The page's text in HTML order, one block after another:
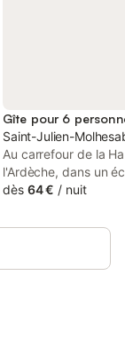
Gîte pour 6
Saint-Julien-
Au carrefour de la
l'Ardèche, dans un
préservée se trouve
environnement
dès 64 € / nuit